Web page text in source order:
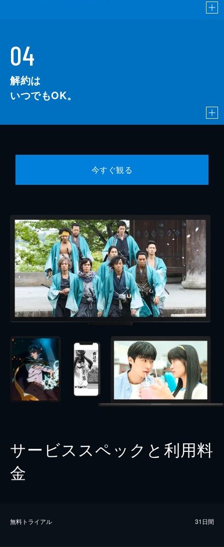
04
解約は
いつでもOK。
今すぐ観る
サービススペックと利用料
金
無料トライアル 31日間